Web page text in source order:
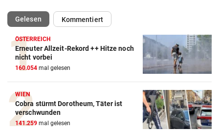
Gelesen(ausgewählt)Kommentiert
ÖSTERREICH
Erneuter Allzeit-Rekord ++ Hitze noch
nicht vorbei
160.054 mal gelesen
WIEN
Cobra stürmt Dorotheum, Täter ist
verschwunden
141.259 mal gelesen